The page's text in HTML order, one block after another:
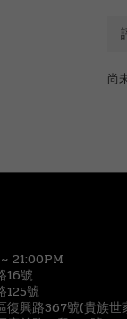
尚
21:00PM
16號
125號
復興路367號(貴族世